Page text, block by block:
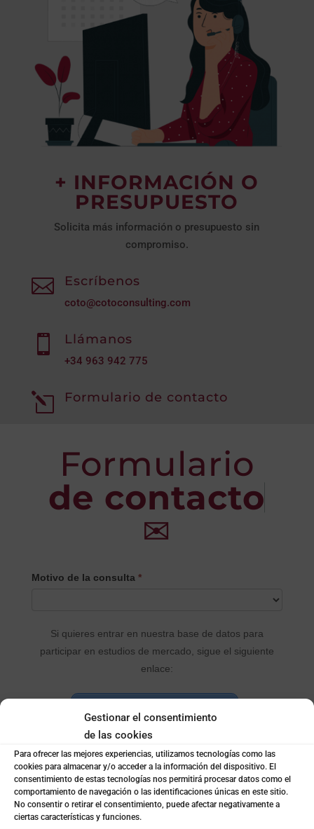
Gestionar el consentimiento
de las cookies
Para ofrecer las mejores experiencias, utilizamos tecnologías como las
cookies para almacenar y/o acceder a la información del dispositivo. El
consentimiento de estas tecnologías nos permitirá procesar datos como el
comportamiento de navegación o las identificaciones únicas en este sitio.
No consentir o retirar el consentimiento, puede afectar negativamente a
ciertas características y funciones.
+ INFORMACIÓN O
PRESUPUESTO
Solicita más información o presupuesto sin
compromiso.
 Escríbenos
coto@cotoconsulting.com
 Llámanos
+34 963 942 775
l Formulario de contacto
Formulario
de contacto
✉
CONTACTO
Motivo de la consulta *
Si quieres entrar en nuestra base de datos para
participar en estudios de mercado, sigue el siguiente
enlace:
Rellenar el formulario
Envia tu currículum*
Indica el motivo